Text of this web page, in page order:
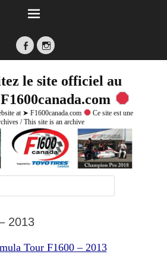
FacebookInstagram
le site officiel au
at ➤ F1600canada.com
Ce site est une
/ This site is an archive
2013
Tour F1600 – 2013